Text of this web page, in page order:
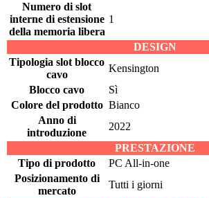
Numero di slot
interne di estensione
della memoria libera
1
DESIGN
Tipologia slot blocco
cavo
Kensington
Blocco cavo
Sì
Colore del prodotto Bianco
Anno di
introduzione
2022
PRESTAZIONE
Tipo di prodotto
PC All-in-one
Posizionamento di
mercato
Tutti i giorni